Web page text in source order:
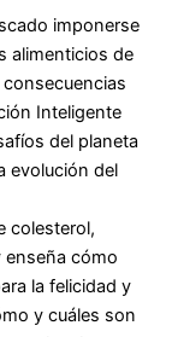
imponerse
alimenticios de
Inteligente
del planeta
evolución del
colesterol,
enseña cómo
la felicidad y
y cuáles son